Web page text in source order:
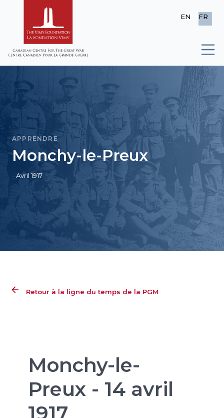
EN FR
APPRENDRE
Monchy-le-Preux
Avril 1917
Retour à la ligne du temps de la PGM
Monchy-le-
Preux - 14 avril
1917